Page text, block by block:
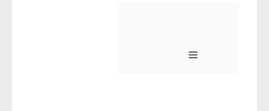
메뉴